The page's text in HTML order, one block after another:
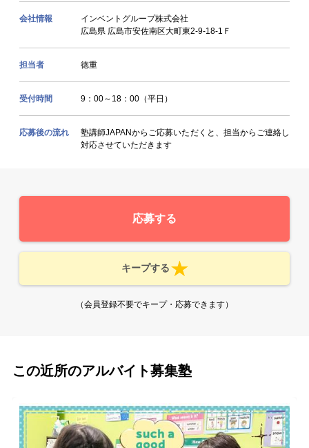
会社情報
インベントグループ株式会社
広島県 広島市安佐南区大町東2-9-18-1Ｆ
担当者 徳重
受付時間 9：00～18：00（平日）
応募後の流れ
塾講師JAPANからご応募いただくと、担当からご連絡し
対応させていただきます
応募する
キープする
（会員登録不要でキープ・応募できます）
この近所のアルバイト募集塾